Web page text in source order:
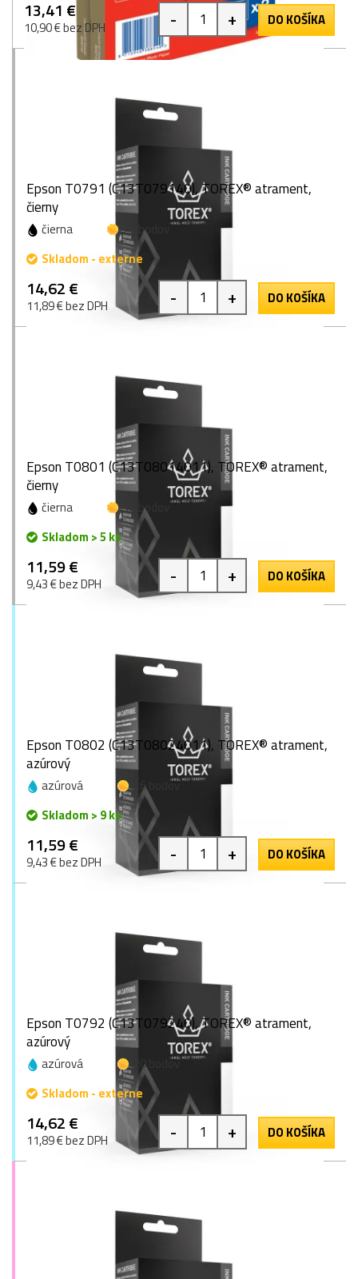
13,41 €
10,90 € bez DPH - + DO KOŠÍKA
Epson T0791 (C13T079140), TOREX® atrament,
čierny
čierna
20 bodov
Skladom - externe
14,62 €
11,89 € bez DPH - + DO KOŠÍKA
Epson T0801 (C13T08014011), TOREX® atrament,
čierny
čierna
16 bodov
Skladom > 5 ks
11,59 €
9,43 € bez DPH - + DO KOŠÍKA
Epson T0802 (C13T08024011), TOREX® atrament,
azúrový
azúrová
16 bodov
Skladom > 9 ks
11,59 €
9,43 € bez DPH - + DO KOŠÍKA
Epson T0792 (C13T079240), TOREX® atrament,
azúrový
azúrová
20 bodov
Skladom - externe
14,62 €
11,89 € bez DPH - + DO KOŠÍKA